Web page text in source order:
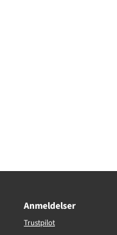
Anmeldelser
Trustpilot